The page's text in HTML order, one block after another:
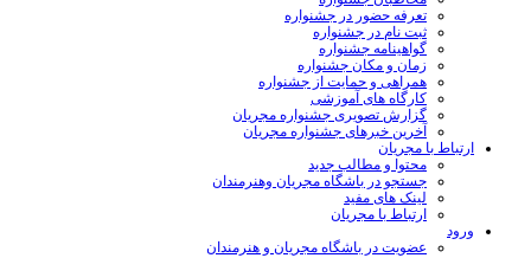
تعرفه حضور در جشنواره
ثبت نام در جشنواره
گواهینامه جشنواره
زمان و مکان جشنواره
همراهی و حمایت از جشنواره
کارگاه های آموزشی
گزارش تصویری جشنواره مجریان
آخرین خبرهای جشنواره مجریان
ارتباط با مجریان
محتوا و مطالب جدید
جستجو در باشگاه مجریان وهنرمندان
لینک های مفید
ارتباط با مجریان
ورود
عضویت در باشگاه مجریان و هنرمندان